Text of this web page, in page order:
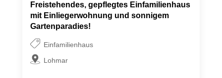
Freistehendes, gepflegtes Einfamilienhaus
mit Einliegerwohnung und sonnigem
Gartenparadies!
Einfamilienhaus
Lohmar